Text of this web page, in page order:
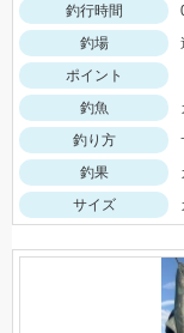
釣行時間
釣場
ポイント
釣魚
釣り方
釣果
サイズ